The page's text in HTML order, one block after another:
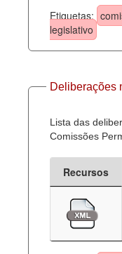
Etiquetas:
legislativo
Deliberações
Lista das
Comissões
Recursos